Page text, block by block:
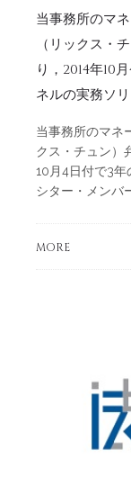
当事務所のマ
（リックス・
り，2014年10
ネルの実務ソ
当事務所のマネ
クス・チュン）
10月4日付で3年
シター・メンバ
MORE